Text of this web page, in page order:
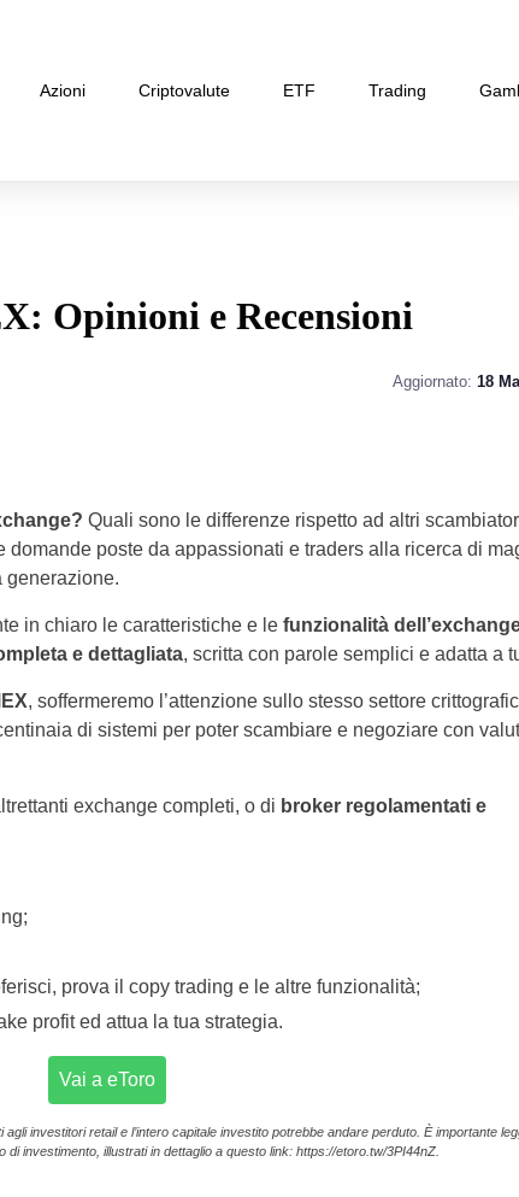
Azioni Criptovalute ETF Trading
Opinioni e Recensioni
Aggiornato: 18
Quali sono le differenze rispetto ad altri
poste da appassionati e traders alla ricerca di
generazione.
in chiaro le caratteristiche e le funzionalità
e dettagliata, scritta con parole semplici e adatta a
, soffermeremo l’attenzione sullo stesso settore
di sistemi per poter scambiare e negoziare con
exchange completi, o di broker regolamentati e
prova il copy trading e le altre funzionalità;
profit ed attua la tua strategia.
Vai a eToro
investitori retail e l’intero capitale investito potrebbe andare perduto. È importante
investimento, illustrati in dettaglio a questo link: https://etoro.tw/3PI44nZ.